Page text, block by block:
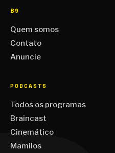
B9
Quem somos
Contato
Anuncie
PODCASTS
Todos os programas
Braincast
Cinemático
Mamilos